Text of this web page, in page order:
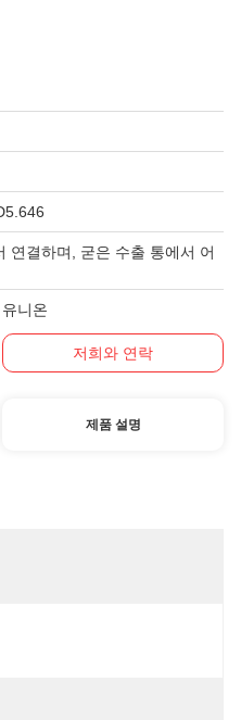
연결하며, 굳은 수출 통에서 어
니온
저희와 연락
제품 설명